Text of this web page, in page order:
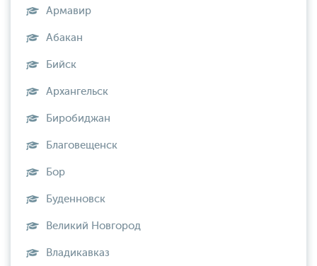
Армавир
Абакан
Бийск
Архангельск
Биробиджан
Благовещенск
Бор
Буденновск
Великий Новгород
Владикавказ